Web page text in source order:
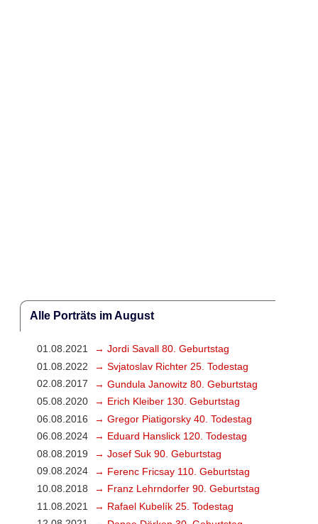
Alle Porträts im August
01.08.2021
→ Jordi Savall 80. Geburtstag
01.08.2022
→ Svjatoslav Richter 25. Todestag
02.08.2017
→ Gundula Janowitz 80. Geburtstag
05.08.2020
→ Erich Kleiber 130. Geburtstag
06.08.2016
→ Gregor Piatigorsky 40. Todestag
06.08.2024
→ Eduard Hanslick 120. Todestag
08.08.2019
→ Josef Suk 90. Geburtstag
09.08.2024
→ Ferenc Fricsay 110. Geburtstag
10.08.2018
→ Franz Lehrndorfer 90. Geburtstag
11.08.2021
→ Rafael Kubelík 25. Todestag